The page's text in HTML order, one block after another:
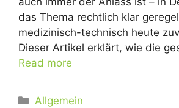
das Thema rechtlich klar
medizinisch-technisch heute
Dieser Artikel erklärt, wie die
Read more
Kategorien
Allgemein